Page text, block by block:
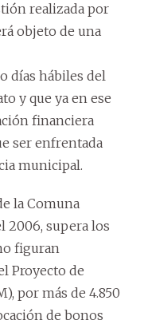
realizada por
objeto de una
días hábiles del
y que ya en ese
financiera
ser enfrentada
municipal.
la Comuna
2006, supera los
figuran
Proyecto de
por más de 4.850
de bonos